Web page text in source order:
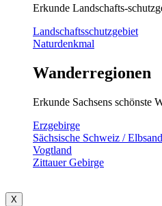
Erkunde Landschafts-
Landschaftsschutzgebiet
Naturdenkmal
Wanderregionen
Erkunde Sachsens schönste
Erzgebirge
Sächsische Schweiz /
Vogtland
Zittauer Gebirge
X